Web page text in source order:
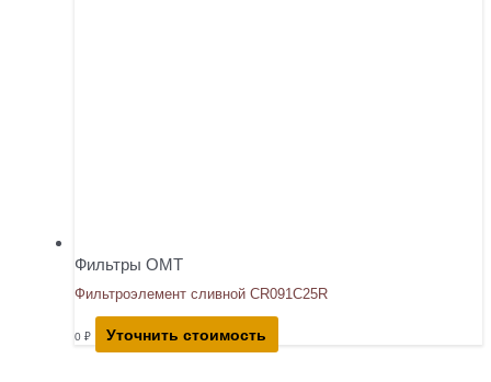
Фильтры OMT
Фильтроэлемент сливной CR091C25R
0 ₽ Уточнить стоимость